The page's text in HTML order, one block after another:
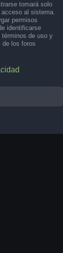
tomará solo
al sistema.
permisos
identificarse
términos de uso y
de los foros